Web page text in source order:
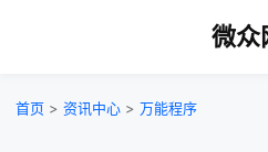
微众
首页 > 资讯中心 > 万能程序